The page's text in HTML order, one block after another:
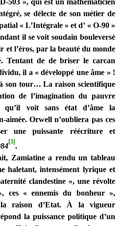
503 », qui est un mathématicien
se délecte de son métier de
« L’Intégrale » et d’ « O-90 »
il se voit soudain bouleversé
et l’éros, par la beauté du monde
Tentant de de briser le carcan
il a « développé une âme » !
son tour… La raison scientifique
de l’imagination du pauvre
qu’il voit sans état d’âme la
Orwell n’oubliera pas ces
une puissante réécriture et
[3].
a rendu un tableau
haletant, intensément lyrique et
clandestine », une révolte
ces « ennemis du bonheur »,
raison d’Etat. À la vigueur
la puissance politique d’un